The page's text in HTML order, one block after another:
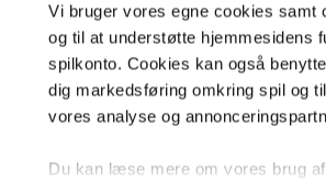
Vi bruger vores egne cookies
og til at understøtte hjemmesidens
spilkonto. Cookies kan også
dig markedsføring omkring spil og
vores analyse og
Du kan læse mere om vores brug